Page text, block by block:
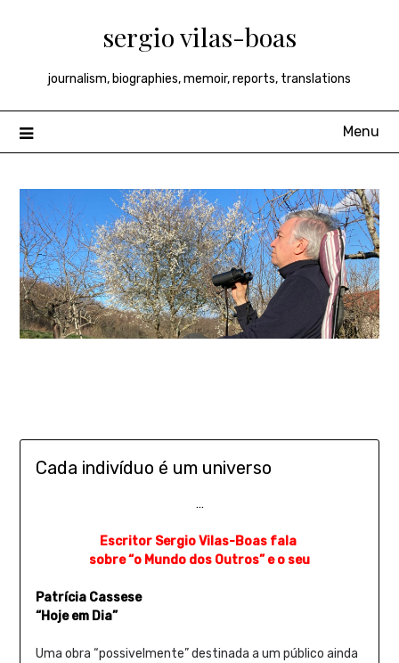
sergio vilas-boas
journalism, biographies, memoir, reports, translations
Menu
Cada indivíduo é um universo
…
Escritor Sergio Vilas-Boas fala
sobre “o Mundo dos Outros” e o seu
Patrícia Cassese
“Hoje em Dia”
Uma obra “possivelmente” destinada a um público ainda